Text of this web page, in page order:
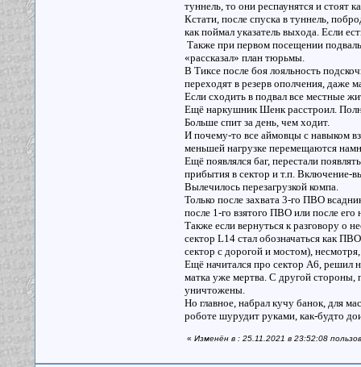
туннель, то они респаунятся и стоят
Кстати, после спуска в туннель,
как поймал указатель выхода. Если
Также при первом посещении
«рассказал» план тюрьмы.
В Тиксе после боя лояльность
переходят в резерв ополчения, даже
Если сходить в подвал все местные
Ещё наркушник Шенк расстроил.
Больше спит за день, чем ходит.
И почему-то все аймовцы с навыком
меньшей нагрузке перемещаются
Ещё появлялся баг, перестали
прибытия в сектор и т.п. Включение-
Вылечилось перезагрузкой компа.
Только после захвата 3-го ПВО
после 1-го взятого ПВО или после его
Также если вернуться к разговору о
сектор L14 стал обозначаться как
сектор с дорогой и мостом),
Ещё начитался про сектор А6, решил
матка уже мертва. С другой
уничтожены.
Но главное, набрал кучу банок, для
роботе шурудит руками, как-будто
« Изменён в : 25.11.2021 в 23:52:08